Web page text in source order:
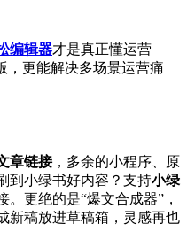
编辑器才是真正懂运营
，更能解决多场景运营痛
章链接，多余的小程序、原
到小绿书好内容？支持小绿
更绝的是“爆文合成器”，
新稿放进草稿箱，灵感再也